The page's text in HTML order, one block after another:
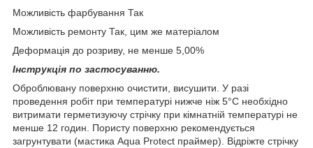
Можливість фарбування Так
Можливість ремонту Так, цим же матеріалом
Деформація до розриву, не менше 5,00%
Інструкція по застосуванню.
Оброблювану поверхню очистити, висушити. У разі
проведення робіт при температурі нижче ніж 5°С необхідно
витримати герметизуючу стрічку при кімнатній температурі не
менше 12 годин. Пористу поверхню рекомендується
загрунтувати (мастика Aqua Protect праймер). Відріжте стрічку